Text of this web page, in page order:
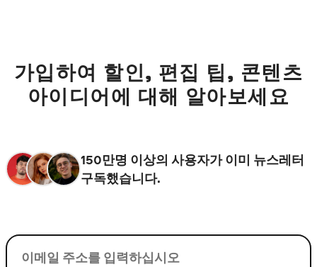
가입하여 할인, 편집 팁, 콘텐츠
아이디어에 대해 알아보세요
150만명 이상의 사용자가 이미 뉴스레터
구독했습니다.
이메일